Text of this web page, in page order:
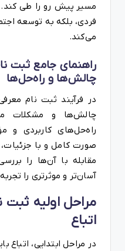
مسیر پیش رو را طی
فردی، بلکه به توسعه
می‌کند.
راهنمای جامع ثبت
چالش‌ها و راه‌حل‌ها
در فرآیند ثبت نام
چالش‌ها و مشکلات
راه‌حل‌های کاربردی و
صورت کامل و با
مقابله با آن‌ها را
آسان‌تر و موثرتری را
مراحل اولیه ثبت
اتباع
در مراحل ابتدایی، اتباع